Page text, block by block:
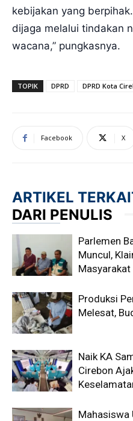
kebijakan yang
dijaga melalui tindakan
wacana,” pungkasnya.
TOPIK DPRD DPRD Kota
Facebook X
ARTIKEL
DARI PENULIS
Parlemen
Muncul,
Masyarakat
Produksi
Melesat,
Naik KA
Cirebon
Mahasiswa